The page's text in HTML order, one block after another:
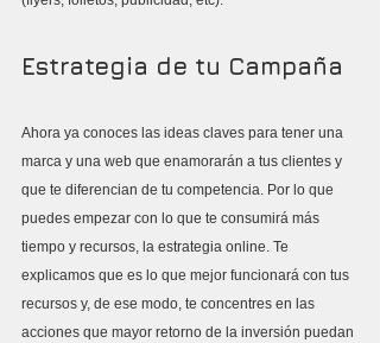
Estrategia de tu Campaña
Ahora ya conoces las ideas claves para tener una
marca y una web que enamorarán a tus clientes y
que te diferencian de tu competencia. Por lo que
puedes empezar con lo que te consumirá más
tiempo y recursos, la estrategia online. Te
explicamos que es lo que mejor funcionará con tus
recursos y, de ese modo, te concentres en las
acciones que mayor retorno de la inversión puedan